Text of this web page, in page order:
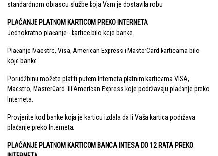
standardnom obrascu službe koja Vam je dostavila robu.
PLAĆANJE PLATNOM KARTICOM PREKO INTERNETA
Jednokratno plaćanje - kartice bilo koje banke.
Plaćanje Maestro, Visa, American Express i MasterCard karticama bilo
koje banke.
Porudžbinu možete platiti putem Interneta platnim karticama VISA,
Maestro, MasterCard ili American Express koje podržavaju plaćanje preko
Interneta.
Provjerite kod banke koja je karticu izdala da li Vaša kartica podržava
plaćanje preko Interneta.
PLAĆANJE PLATNOM KARTICOM BANCA INTESA DO 12 RATA PREKO